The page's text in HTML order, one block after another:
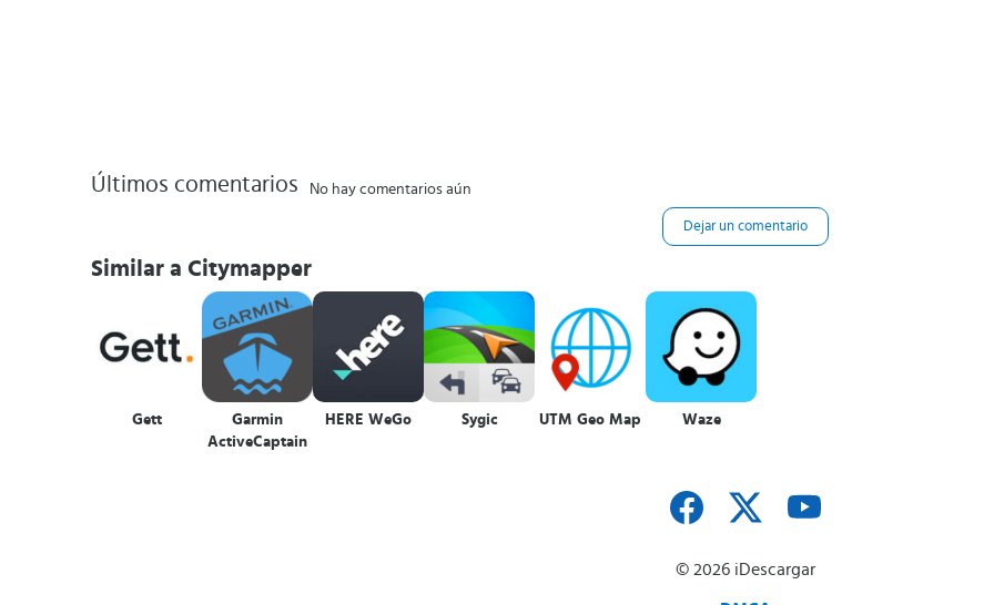
Últimos comentarios No hay comentarios aún
Dejar un comentario
Similar a Citymapper
Gett
Garmin
ActiveCaptain
HERE WeGo Sygic UTM Geo Map Waze
© 2026 iDescargar